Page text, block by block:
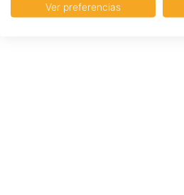
Ver preferencias